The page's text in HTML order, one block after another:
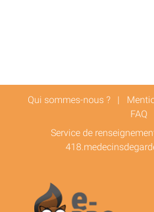
Qui sommes-nous ? |
FAQ
Service de